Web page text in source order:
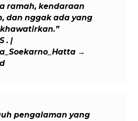
ramah, kendaraan
dan nggak ada yang
. |
→
pengalaman yang